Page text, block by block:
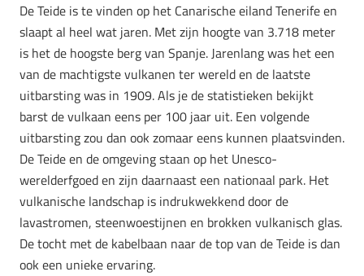
De Teide is te vinden op het Canarische eiland Tenerife en
slaapt al heel wat jaren. Met zijn hoogte van 3.718 meter
is het de hoogste berg van Spanje. Jarenlang was het een
van de machtigste vulkanen ter wereld en de laatste
uitbarsting was in 1909. Als je de statistieken bekijkt
barst de vulkaan eens per 100 jaar uit. Een volgende
uitbarsting zou dan ook zomaar eens kunnen plaatsvinden.
De Teide en de omgeving staan op het Unesco-
werelderfgoed en zijn daarnaast een nationaal park. Het
vulkanische landschap is indrukwekkend door de
lavastromen, steenwoestijnen en brokken vulkanisch glas.
De tocht met de kabelbaan naar de top van de Teide is dan
ook een unieke ervaring.